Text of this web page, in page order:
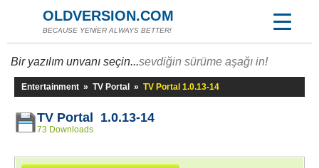
OLDVERSION.COM
BECAUSE YENİER ALWAYS BETTER!
Bir yazılım unvanı seçin...sevdiğin sürüme aşağı in!
Entertainment » TV Portal » TV Portal 1.0.13-14
TV Portal 1.0.13-14
73 Downloads